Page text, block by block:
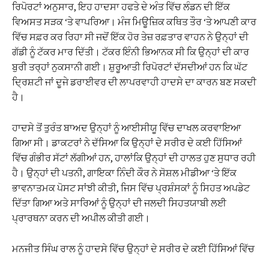
ਰਿਪੋਰਟਾਂ ਅਨੁਸਾਰ, ਇਹ ਹਾਦਸਾ ਹਫਤੇ ਦੇ ਅੰਤ ਵਿੱਚ ਲੰਡਨ ਦੀ ਇੱਕ
ਵਿਅਸਤ ਸੜਕ ‘ਤੇ ਵਾਪਰਿਆ। ਮੰਜ ਮਿਊਜ਼ਿਕ ਕਥਿਤ ਤੌਰ ‘ਤੇ ਆਪਣੀ ਕਾਰ
ਵਿੱਚ ਸਫ਼ਰ ਕਰ ਰਿਹਾ ਸੀ ਜਦੋਂ ਇੱਕ ਹੋਰ ਤੇਜ਼ ਰਫ਼ਤਾਰ ਵਾਹਨ ਨੇ ਉਨ੍ਹਾਂ ਦੀ
ਗੱਡੀ ਨੂੰ ਟੱਕਰ ਮਾਰ ਦਿੱਤੀ। ਟੱਕਰ ਇੰਨੀ ਭਿਆਨਕ ਸੀ ਕਿ ਉਨ੍ਹਾਂ ਦੀ ਕਾਰ
ਬੁਰੀ ਤਰ੍ਹਾਂ ਨੁਕਸਾਨੀ ਗਈ। ਸ਼ੁਰੂਆਤੀ ਰਿਪੋਰਟਾਂ ਦੱਸਦੀਆਂ ਹਨ ਕਿ ਘੱਟ
ਦ੍ਰਿਸ਼ਟੀ ਜਾਂ ਦੂਜੇ ਡਰਾਈਵਰ ਦੀ ਲਾਪਰਵਾਹੀ ਹਾਦਸੇ ਦਾ ਕਾਰਨ ਬਣ ਸਕਦੀ
ਹੈ।
ਹਾਦਸੇ ਤੋਂ ਤੁਰੰਤ ਬਾਅਦ ਉਨ੍ਹਾਂ ਨੂੰ ਆਈਸੀਯੂ ਵਿੱਚ ਦਾਖਲ ਕਰਵਾਇਆ
ਗਿਆ ਸੀ। ਡਾਕਟਰਾਂ ਨੇ ਦੱਸਿਆ ਕਿ ਉਨ੍ਹਾਂ ਦੇ ਸਰੀਰ ਦੇ ਕਈ ਹਿੱਸਿਆਂ
ਵਿੱਚ ਗੰਭੀਰ ਸੱਟਾਂ ਲੱਗੀਆਂ ਹਨ, ਹਾਲਾਂਕਿ ਉਨ੍ਹਾਂ ਦੀ ਹਾਲਤ ਹੁਣ ਸੁਧਾਰ ਰਹੀ
ਹੈ। ਉਨ੍ਹਾਂ ਦੀ ਪਤਨੀ, ਗਾਇਕਾ ਨਿੰਦੀ ਕੌਰ ਨੇ ਸੋਸ਼ਲ ਮੀਡੀਆ ‘ਤੇ ਇੱਕ
ਭਾਵਨਾਤਮਕ ਪੋਸਟ ਸਾਂਝੀ ਕੀਤੀ, ਜਿਸ ਵਿੱਚ ਪ੍ਰਸ਼ੰਸਕਾਂ ਨੂੰ ਸਿਹਤ ਅਪਡੇਟ
ਦਿੱਤਾ ਗਿਆ ਅਤੇ ਸਾਰਿਆਂ ਨੂੰ ਉਨ੍ਹਾਂ ਦੀ ਜਲਦੀ ਸਿਹਤਯਾਬੀ ਲਈ
ਪ੍ਰਾਰਥਨਾ ਕਰਨ ਦੀ ਅਪੀਲ ਕੀਤੀ ਗਈ।
ਮਨਜੀਤ ਸਿੰਘ ਰਾਲ ਨੂੰ ਹਾਦਸੇ ਵਿੱਚ ਉਨ੍ਹਾਂ ਦੇ ਸਰੀਰ ਦੇ ਕਈ ਹਿੱਸਿਆਂ ਵਿੱਚ